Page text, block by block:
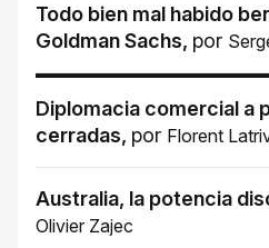
Todo bien mal habido
Goldman Sachs, por
Diplomacia comercial a
cerradas, por Florent
Australia, la potencia
Olivier Zajec